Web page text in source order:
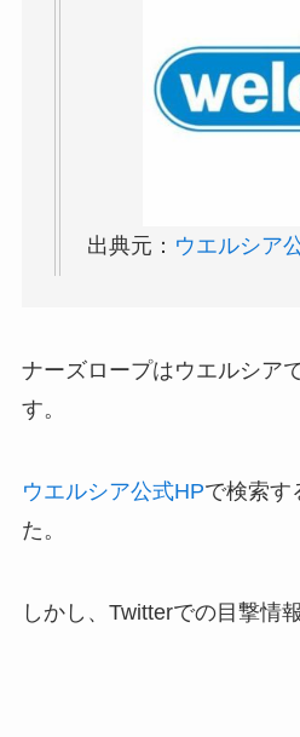
出典元： ウエルシア
ナーズロープはウエルシア
す。
ウエルシア公式HPで検索す
た。
しかし、Twitterでの目撃情